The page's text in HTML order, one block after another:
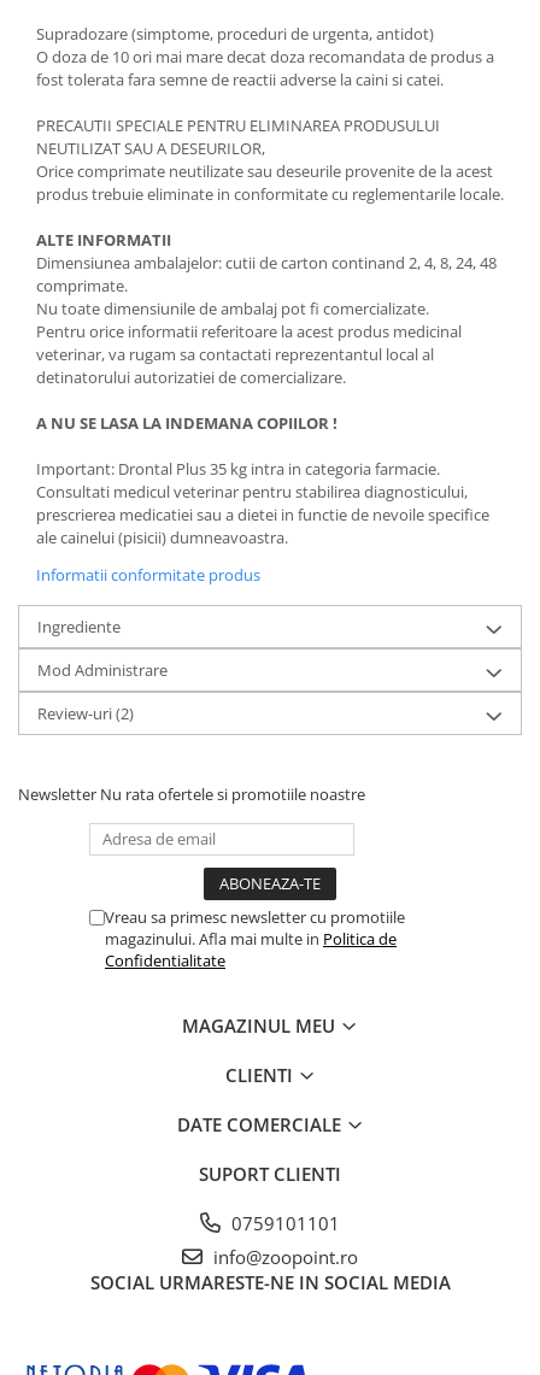
Supradozare (simptome, proceduri de urgenta, antidot)
O doza de 10 ori mai mare decat doza recomandata de produs a
fost tolerata fara semne de reactii adverse la caini si catei.
PRECAUTII SPECIALE PENTRU ELIMINAREA PRODUSULUI
NEUTILIZAT SAU A DESEURILOR,
Orice comprimate neutilizate sau deseurile provenite de la acest
produs trebuie eliminate in conformitate cu reglementarile locale.
ALTE INFORMATII
Dimensiunea ambalajelor: cutii de carton continand 2, 4, 8, 24, 48
comprimate.
Nu toate dimensiunile de ambalaj pot fi comercializate.
Pentru orice informatii referitoare la acest produs medicinal
veterinar, va rugam sa contactati reprezentantul local al
detinatorului autorizatiei de comercializare.
A NU SE LASA LA INDEMANA COPIILOR !
Important: Drontal Plus 35 kg intra in categoria farmacie.
Consultati medicul veterinar pentru stabilirea diagnosticului,
prescrierea medicatiei sau a dietei in functie de nevoile specifice
ale cainelui (pisicii) dumneavoastra.
Informatii conformitate produs
Ingrediente
Mod Administrare
Review-uri(2)
Newsletter Nu rata ofertele si promotiile noastre
Vreau sa primesc newsletter cu promotiile
magazinului. Afla mai multe in Politica de
Confidentialitate
MAGAZINUL MEU
CLIENTI
DATE COMERCIALE
SUPORT CLIENTI
0759101101
info@zoopoint.ro
SOCIAL URMARESTE-NE IN SOCIAL MEDIA